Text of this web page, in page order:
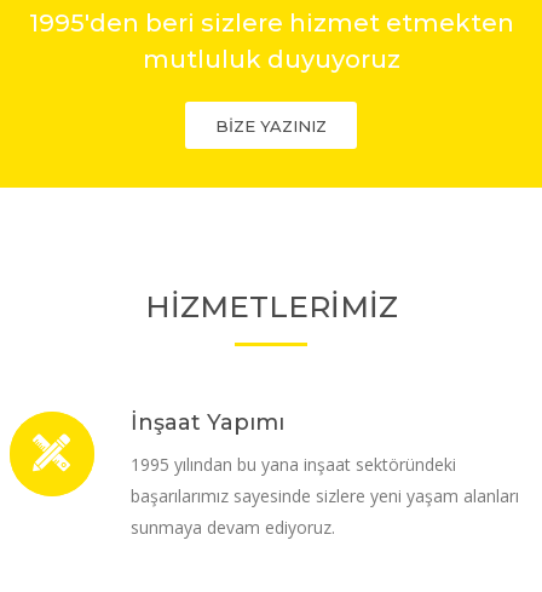
1995'den beri sizlere hizmet etmekten
mutluluk duyuyoruz
BİZE YAZINIZ
HİZMETLERİMİZ
İnşaat Yapımı
1995 yılından bu yana inşaat sektöründeki
başarılarımız sayesinde sizlere yeni yaşam alanları
sunmaya devam ediyoruz.